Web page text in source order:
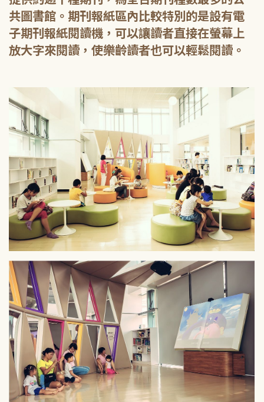
共圖書館。期刊報紙區內比較特別的是設有電
子期刊報紙閱讀機，可以讓讀者直接在螢幕上
放大字來閱讀，使樂齡讀者也可以輕鬆閱讀。